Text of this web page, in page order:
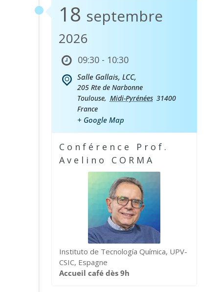
18 septembre
2026
09:30 - 10:30
Salle Gallais, LCC,
205 Rte de Narbonne
Toulouse, Midi-Pyrénées 31400
France
+ Google Map
Conférence Prof.
Avelino CORMA
Instituto de Tecnología Química, UPV-
CSIC, Espagne
Accueil café dès 9h